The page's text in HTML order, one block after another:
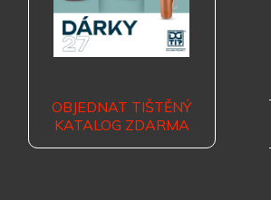
OBJEDNAT TIŠTĚNÝ
KATALOG ZDARMA